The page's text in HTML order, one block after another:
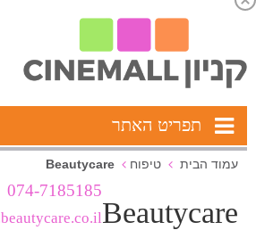
תפריט האתר
עמוד הבית טיפוח Beautycare
Beautycare
074-7185185